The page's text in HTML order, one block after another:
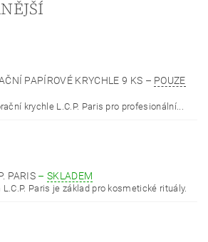
PAPÍROVÉ KRYCHLE 9 KS – POUZE
krychle L.C.P. Paris pro profesionální...
PARIS –SKLADEM
Paris je základ pro kosmetické rituály.